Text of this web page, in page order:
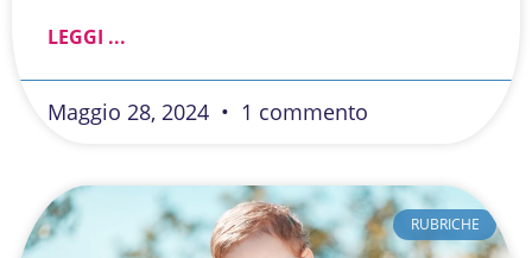
LEGGI ...
Maggio 28, 2024 1 commento
RUBRICHE